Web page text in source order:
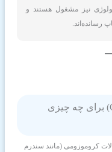
نیز مشغول هستند و
رسانده‌اند.
نمونه برداری از پرزهای جفتی (CVS) برای چه چیزی
کروموزومی (مانند سندرم